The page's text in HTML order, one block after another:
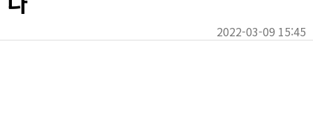
2022-03-09 15:45